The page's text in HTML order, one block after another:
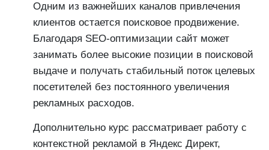
Одним из важнейших каналов привлечения
клиентов остается поисковое продвижение.
Благодаря SEO-оптимизации сайт может
занимать более высокие позиции в поисковой
выдаче и получать стабильный поток целевых
посетителей без постоянного увеличения
рекламных расходов.
Дополнительно курс рассматривает работу с
контекстной рекламой в Яндекс Директ,